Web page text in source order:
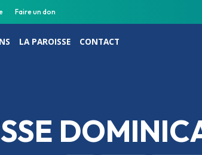
Faire un don
LA PAROISSE CONTACT